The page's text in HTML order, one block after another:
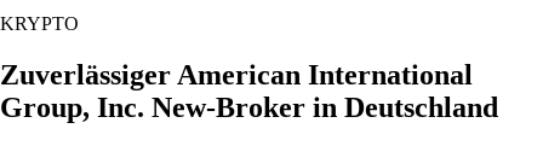
KRYPTO
Zuverlässiger American International
Group, Inc. New-Broker in Deutschland